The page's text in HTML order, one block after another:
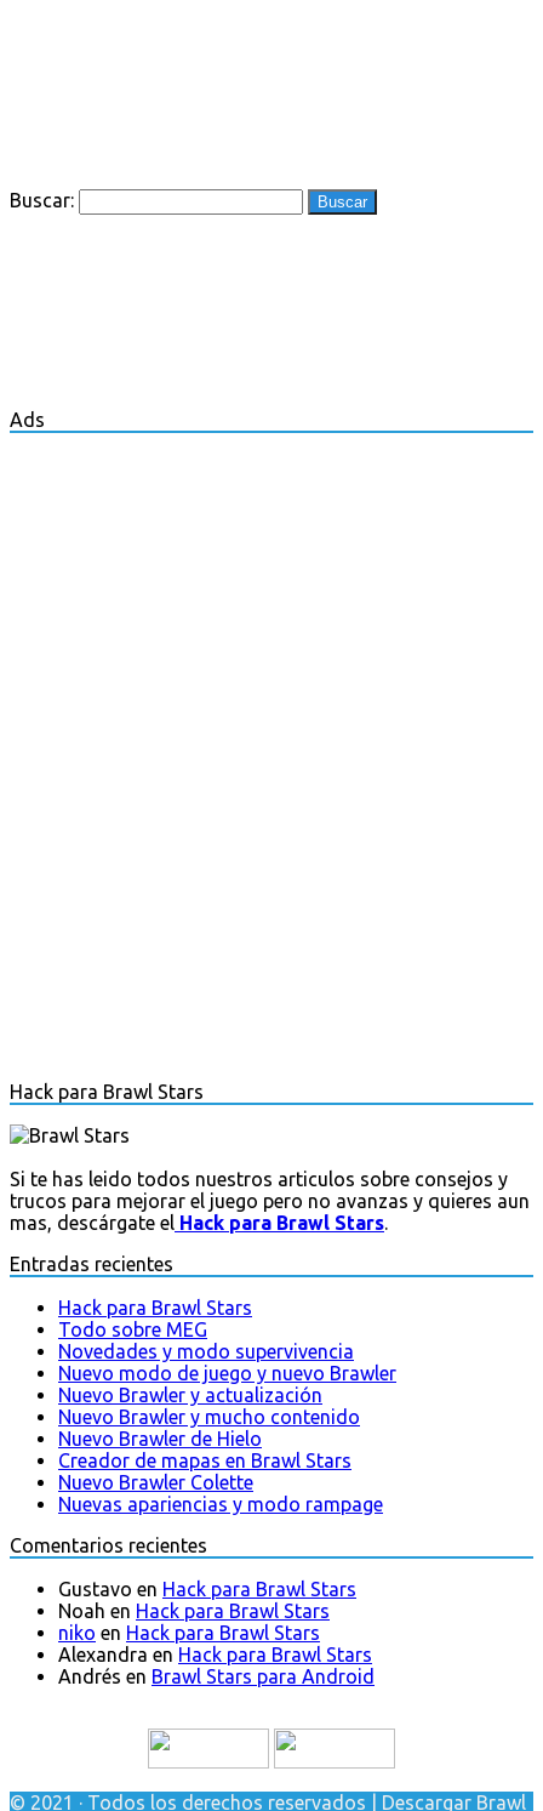
Buscar:
Ads
Hack para Brawl Stars
Si te has leido todos nuestros articulos sobre consejos y
trucos para mejorar el juego pero no avanzas y quieres aun
mas, descárgate el Hack para Brawl Stars.
Entradas recientes
Hack para Brawl Stars
Todo sobre MEG
Novedades y modo supervivencia
Nuevo modo de juego y nuevo Brawler
Nuevo Brawler y actualización
Nuevo Brawler y mucho contenido
Nuevo Brawler de Hielo
Creador de mapas en Brawl Stars
Nuevo Brawler Colette
Nuevas apariencias y modo rampage
Comentarios recientes
Gustavo en Hack para Brawl Stars
Noah en Hack para Brawl Stars
niko en Hack para Brawl Stars
Alexandra en Hack para Brawl Stars
Andrés en Brawl Stars para Android
© 2021 · Todos los derechos reservados | Descargar Brawl